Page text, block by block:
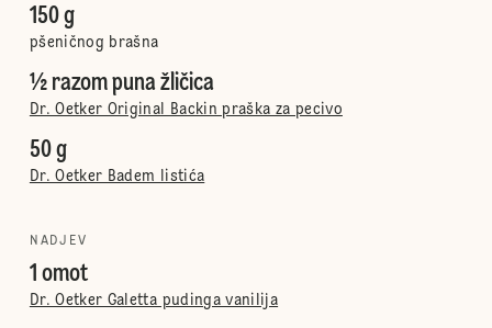
150 g
pšeničnog brašna
½ razom puna žličica
Dr. Oetker Original Backin praška za pecivo
50 g
Dr. Oetker Badem listića
NADJEV
1 omot
Dr. Oetker Galetta pudinga vanilija